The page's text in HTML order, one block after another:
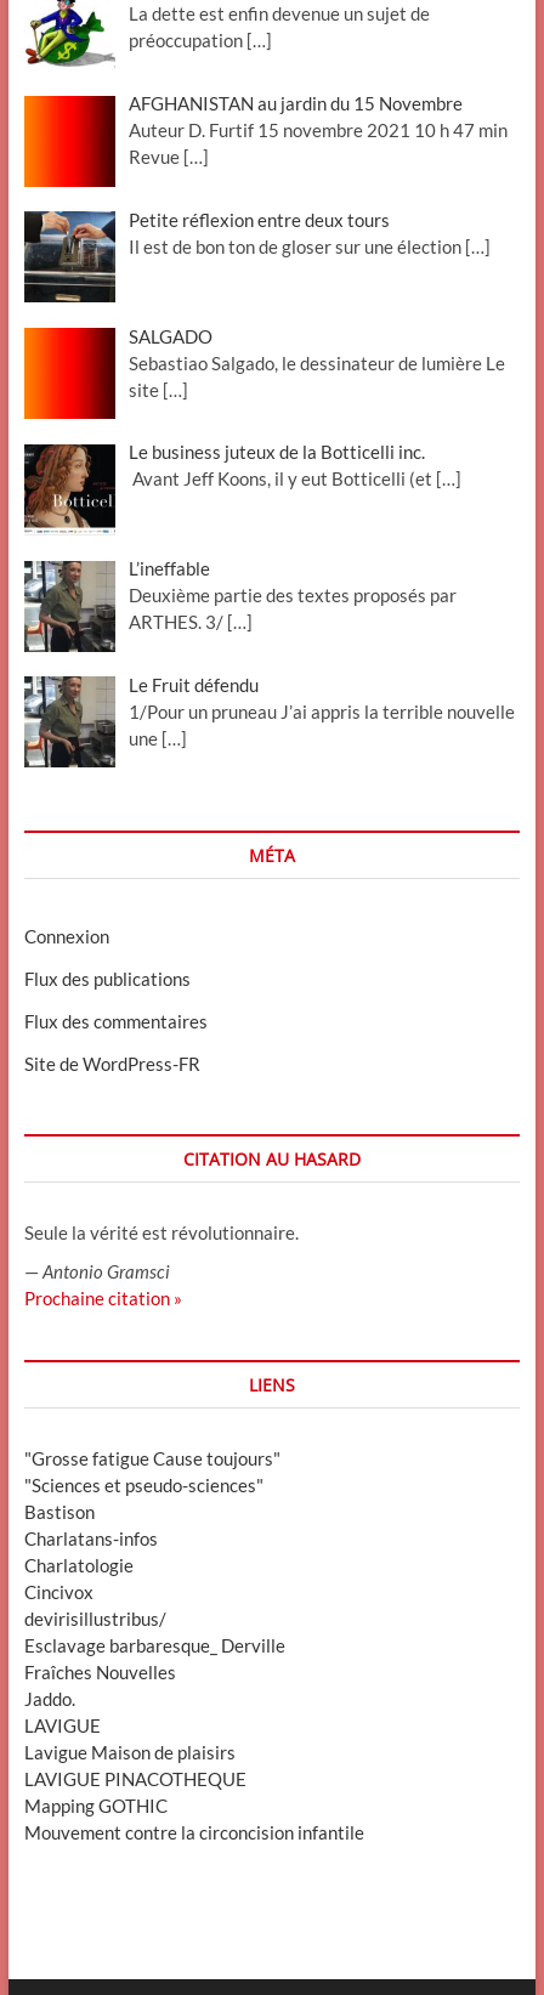
La dette est enfin devenue un sujet de
préoccupation […]
AFGHANISTAN au jardin du 15 Novembre
Auteur D. Furtif 15 novembre 2021 10 h 47 min
Revue […]
Petite réflexion entre deux tours
Il est de bon ton de gloser sur une élection […]
SALGADO
Sebastiao Salgado, le dessinateur de lumière Le
site […]
Le business juteux de la Botticelli inc.
Avant Jeff Koons, il y eut Botticelli (et […]
L’ineffable
Deuxième partie des textes proposés par
ARTHES. 3/ […]
Le Fruit défendu
1/Pour un pruneau J’ai appris la terrible nouvelle
une […]
MÉTA
Connexion
Flux des publications
Flux des commentaires
Site de WordPress-FR
CITATION AU HASARD
Seule la vérité est révolutionnaire.
—Antonio Gramsci
Prochaine citation »
LIENS
"Grosse fatigue Cause toujours"
"Sciences et pseudo-sciences"
Bastison
Charlatans-infos
Charlatologie
Cincivox
devirisillustribus/
Esclavage barbaresque_ Derville
Fraîches Nouvelles
Jaddo.
LAVIGUE
Lavigue Maison de plaisirs
LAVIGUE PINACOTHEQUE
Mapping GOTHIC
Mouvement contre la circoncision infantile